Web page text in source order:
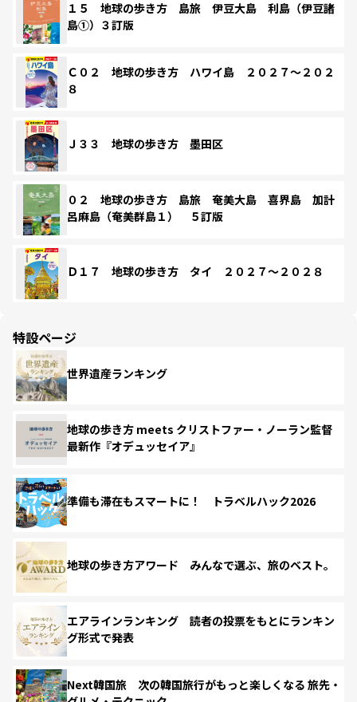
１５ 地球の歩き方 島旅 伊豆大島 利島（伊豆諸
島①）３訂版
Ｃ０２ 地球の歩き方 ハワイ島 ２０２７～２０２
８
Ｊ３３ 地球の歩き方 墨田区
０２ 地球の歩き方 島旅 奄美大島 喜界島 加計
呂麻島（奄美群島１） ５訂版
Ｄ１７ 地球の歩き方 タイ ２０２７～２０２８
特設ページ
世界遺産ランキング
地球の歩き方 meets クリストファー・ノーラン監督
最新作『オデュッセイア』
準備も滞在もスマートに！ トラベルハック2026
地球の歩き方アワード みんなで選ぶ、旅のベスト。
エアラインランキング 読者の投票をもとにランキン
グ形式で発表
Next韓国旅 次の韓国旅行がもっと楽しくなる 旅先・